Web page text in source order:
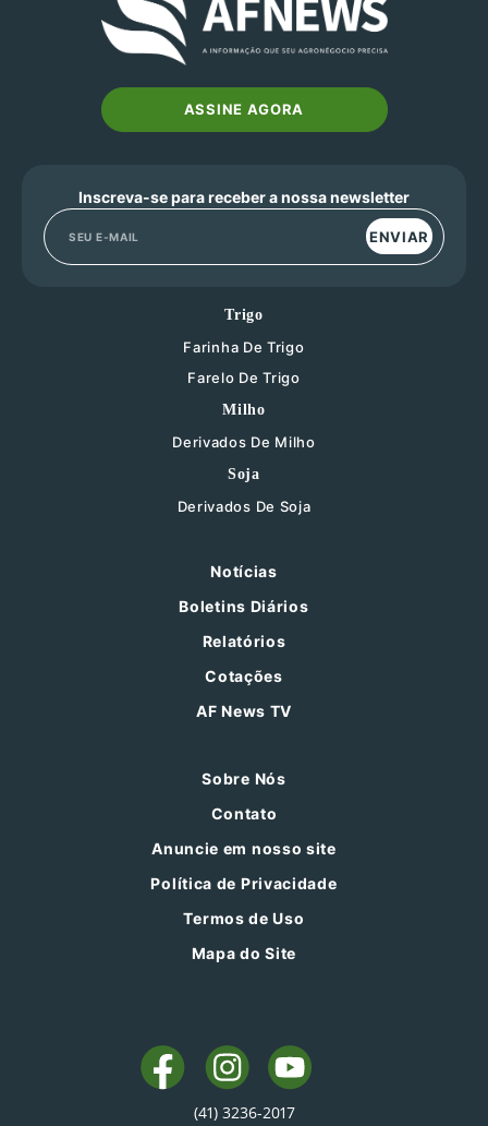
ASSINE AGORA
Inscreva-se para receber a nossa newsletter
ENVIAR
Trigo
Farinha De Trigo
Farelo De Trigo
Milho
Derivados De Milho
Soja
Derivados De Soja
Notícias
Boletins Diários
Relatórios
Cotações
AF News TV
Sobre Nós
Contato
Anuncie em nosso site
Política de Privacidade
Termos de Uso
Mapa do Site
(41) 3236-2017